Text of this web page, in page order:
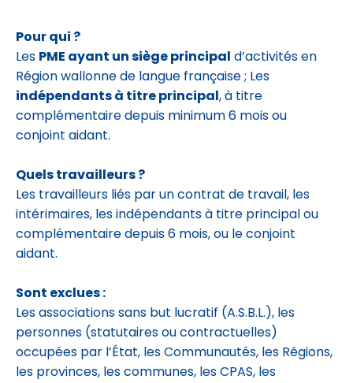
Pour qui ?
Les PME ayant un siège principal d’activités en
Région wallonne de langue française ; Les
indépendants à titre principal, à titre
complémentaire depuis minimum 6 mois ou
conjoint aidant.
Quels travailleurs ?
Les travailleurs liés par un contrat de travail, les
intérimaires, les indépendants à titre principal ou
complémentaire depuis 6 mois, ou le conjoint
aidant.
Sont exclues :
Les associations sans but lucratif (A.S.B.L.), les
personnes (statutaires ou contractuelles)
occupées par l’État, les Communautés, les Régions,
les provinces, les communes, les CPAS, les